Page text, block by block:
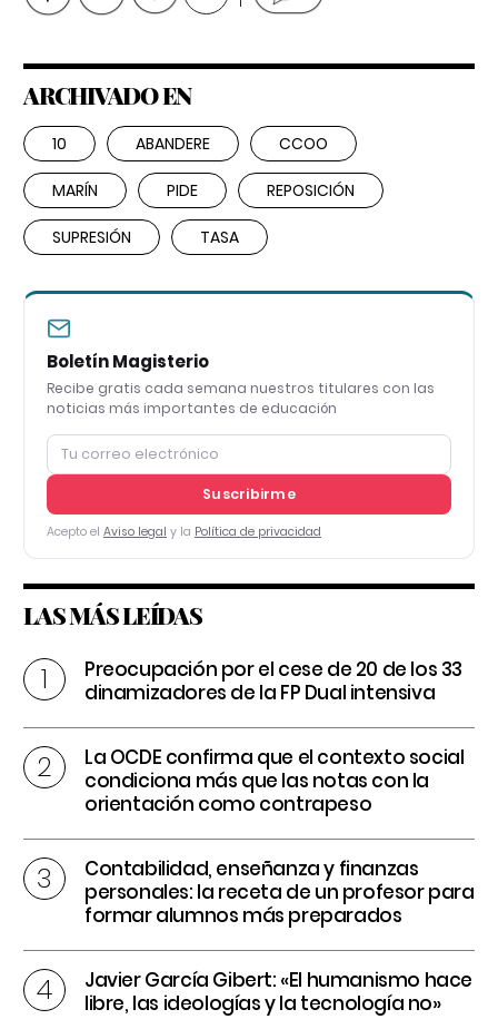
ARCHIVADO EN
10 ABANDERE CCOO
MARÍN PIDE REPOSICIÓN
SUPRESIÓN TASA
Boletín Magisterio
Recibe gratis cada semana nuestros titulares con las
noticias más importantes de educación
Suscribirme
Acepto el Aviso legal y la Política de privacidad
LAS MÁS LEÍDAS
Preocupación por el cese de 20 de los 33
dinamizadores de la FP Dual intensiva
La OCDE confirma que el contexto social
condiciona más que las notas con la
orientación como contrapeso
Contabilidad, enseñanza y finanzas
personales: la receta de un profesor para
formar alumnos más preparados
Javier García Gibert: «El humanismo hace
libre, las ideologías y la tecnología no»